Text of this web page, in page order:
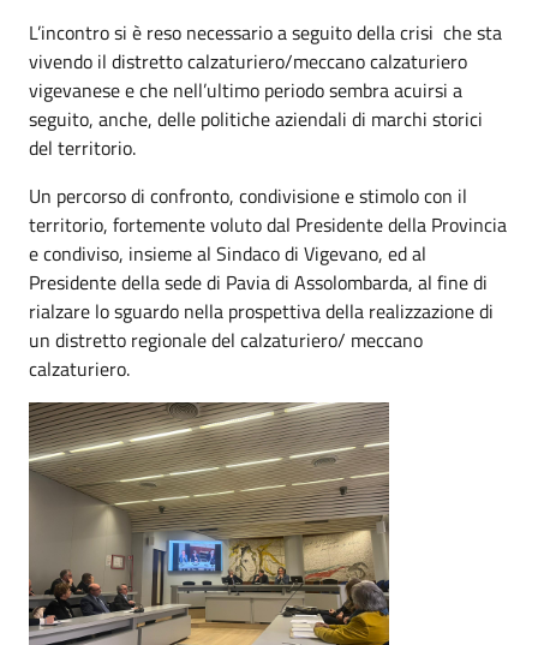
L’incontro si è reso necessario a seguito della crisi che sta
vivendo il distretto calzaturiero/meccano calzaturiero
vigevanese e che nell’ultimo periodo sembra acuirsi a
seguito, anche, delle politiche aziendali di marchi storici
del territorio.
Un percorso di confronto, condivisione e stimolo con il
territorio, fortemente voluto dal Presidente della Provincia
e condiviso, insieme al Sindaco di Vigevano, ed al
Presidente della sede di Pavia di Assolombarda, al fine di
rialzare lo sguardo nella prospettiva della realizzazione di
un distretto regionale del calzaturiero/ meccano
calzaturiero.